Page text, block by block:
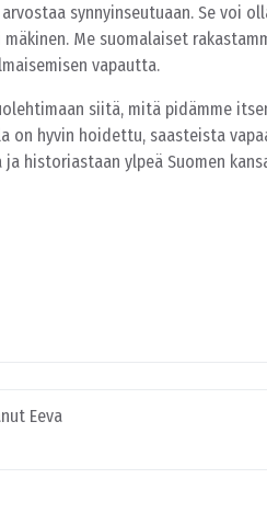
synnyinseutuaan. Se voi
Me suomalaiset
vapautta.
siitä, mitä pidämme
on hyvin hoidettu, saasteista
historiastaan ylpeä Suomen
Eeva